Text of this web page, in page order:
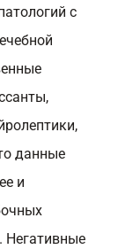
с
данные
и
Негативные